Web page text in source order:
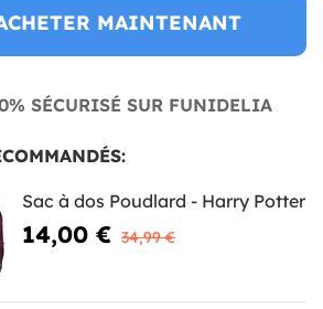
MAINTENANT
SÉCURISÉ SUR FUNIDELIA
Sac à dos Poudlard - Harry Potter
14,00 € 34,99 €